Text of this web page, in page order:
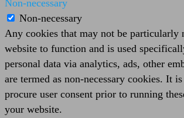
Non-necessary
Non-necessary
Any cookies that may not be particularly
website to function and is used
personal data via analytics, ads, other
are termed as non-necessary cookies. It
procure user consent prior to running
your website.